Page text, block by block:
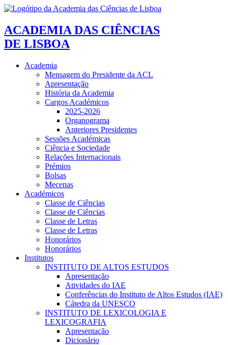
ACADEMIA DAS CIÊNCIAS
DE LISBOA
Academia
Mensagem do Presidente da ACL
Apresentação
História da Academia
Cargos Académicos
2025-2026
Organograma
Anteriores Presidentes
Sessões Académicas
Ciência e Sociedade
Relações Internacionais
Prémios
Bolsas
Mecenas
Académicos
Classe de Ciências
Classe de Ciências
Classe de Letras
Classe de Letras
Honorários
Honorários
Institutos
INSTITUTO DE ALTOS ESTUDOS
Apresentação
Atividades do IAE
Conferências do Instituto de Altos Estudos (IAE)
Cátedra da UNESCO
INSTITUTO DE LEXICOLOGIA E
LEXICOGRAFIA
Apresentação
Dicionário